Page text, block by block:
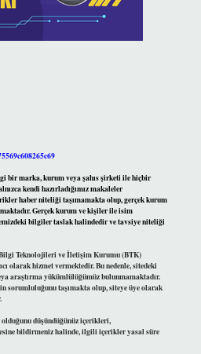
bir marka, kurum veya şahıs şirketi ile hiçbir
kendi hazırladığımız makaleler
haber niteliği taşımamakta olup, gerçek kurum
Gerçek kurum ve kişiler ile isim
bilgiler taslak halindedir ve tavsiye niteliği
Bilgi Teknolojileri ve İletişim Kurumu (BTK)
olarak hizmet vermektedir. Bu nedenle, sitedeki
araştırma yükümlülüğümüz bulunmamaktadır.
sorumluluğunu taşımakta olup, siteye üye olarak
düşündüğünüz içerikleri,
bildirmeniz halinde, ilgili içerikler yasal süre